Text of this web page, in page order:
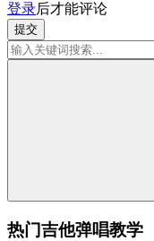
登录后才能评论
提交
热门吉他弹唱教学